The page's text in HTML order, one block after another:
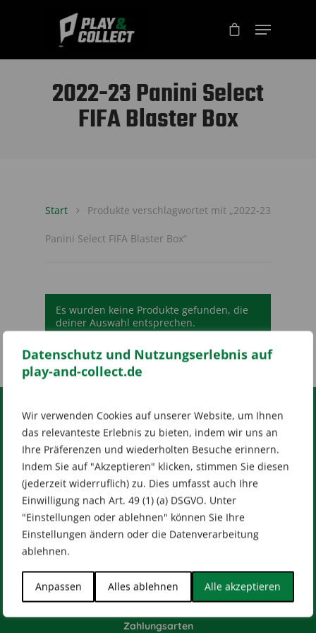
Datenschutz und Nutzungserlebnis auf
play-and-collect.de
Wir verwenden Cookies auf unserer Website, um Ihnen
das relevanteste Erlebnis zu bieten, indem wir uns an
Ihre Präferenzen und wiederholten Besuche erinnern.
Indem Sie auf "Akzeptieren" klicken, stimmen Sie diesen
(jederzeit widerruflich) zu. Dies umfasst auch Ihre
Einwilligung nach Art. 49 (1) (a) DSGVO. Unter
"Einstellungen oder ablehnen" können Sie Ihre
Einstellungen ändern oder die Datenverarbeitung
ablehnen.
Anpassen Alles ablehnen Alle akzeptieren
2022-23 Panini Select
FIFA Blaster Box
Start Produkte verschlagwortet mit „2022-23
Panini Select FIFA Blaster Box“
Es wurden keine Produkte gefunden, die
deiner Auswahl entsprechen.
RECHTLICHES
Impressum AGB
Datenschutz
[wt_cli_manage_consent]
Designed byDilly
HILFE & KONTAKT
Zahlungsarten